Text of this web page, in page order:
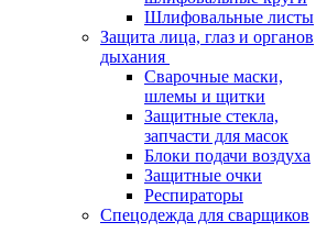
Шлифовальные листы
Защита лица, глаз и органов
дыхания
Сварочные маски,
шлемы и щитки
Защитные стекла,
запчасти для масок
Блоки подачи воздуха
Защитные очки
Респираторы
Спецодежда для сварщиков